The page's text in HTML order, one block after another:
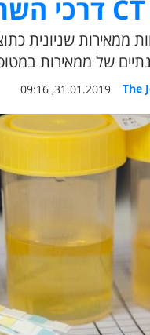
של ממאירות
The
31.01.2019, 09:16